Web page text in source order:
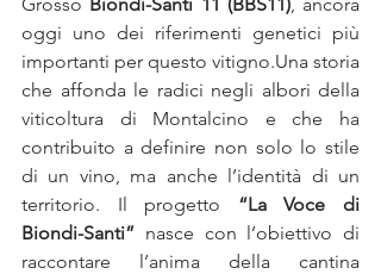
oggi uno dei riferimenti genetici più
importanti per questo vitigno.Una storia
che affonda le radici negli albori della
viticoltura di Montalcino e che ha
contribuito a definire non solo lo stile
di un vino, ma anche l’identità di un
territorio. Il progetto “La Voce di
Biondi-Santi” nasce con l’obiettivo di
raccontare l’anima della cantina